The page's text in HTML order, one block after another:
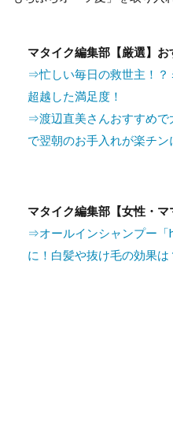
マタイク編集部【厳選】お
⇒忙しい毎日の救世主！？
超越した満足度！
⇒渡辺直美さんおすすめで
で翌朝のお手入れが楽チン
マタイク編集部【女性・
⇒オールインシャンプー「
に！白髪や抜け毛の効果は